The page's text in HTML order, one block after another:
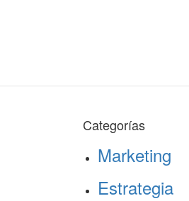
Categorías
Marketing
Estrategia